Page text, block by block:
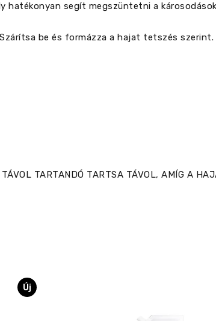
hatékonyan segít megszüntetni a
be és formázza a hajat tetszés szerint.
TARTANDÓ TARTSA TÁVOL, AMÍG A
Új